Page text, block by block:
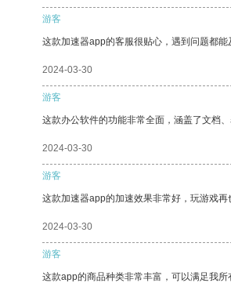
游客
这款加速器app的客服很贴心，遇到问题都能
2024-03-30
游客
这款办公软件的功能非常全面，涵盖了文档
2024-03-30
游客
这款加速器app的加速效果非常好，玩游戏
2024-03-30
游客
这款app的商品种类非常丰富，可以满足我所